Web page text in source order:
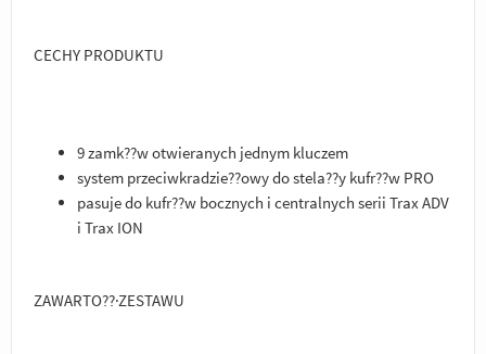
CECHY PRODUKTU
9 zamk??w otwieranych jednym kluczem
system przeciwkradzie??owy do stela??y kufr??w PRO
pasuje do kufr??w bocznych i centralnych serii Trax ADV
i Trax ION
ZAWARTO??·ZESTAWU